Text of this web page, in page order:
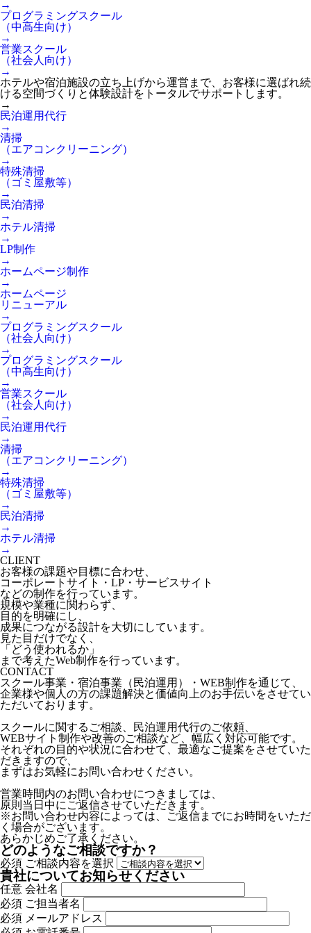
→
プログラミングスクール
（中高生向け）
→
営業スクール
（社会人向け）
→
ホテルや宿泊施設の立ち上げから運営まで、お客様に選ばれ続
ける空間づくりと体験設計をトータルでサポートします。
→
民泊運用代行
→
清掃
（エアコンクリーニング）
→
特殊清掃
（ゴミ屋敷等）
→
民泊清掃
→
ホテル清掃
→
LP制作
→
ホームページ制作
→
ホームページ
リニューアル
→
プログラミングスクール
（社会人向け）
→
プログラミングスクール
（中高生向け）
→
営業スクール
（社会人向け）
→
民泊運用代行
→
清掃
（エアコンクリーニング）
→
特殊清掃
（ゴミ屋敷等）
→
民泊清掃
→
ホテル清掃
→
CLIENT
お客様の課題や目標に合わせ、
コーポレートサイト・LP・サービスサイト
などの制作を行っています。
規模や業種に関わらず、
目的を明確にし、
成果につながる設計を大切にしています。
見た目だけでなく、
「どう使われるか」
まで考えたWeb制作を行っています。
CONTACT
スクール事業・宿泊事業（民泊運用）・WEB制作を通じて、
企業様や個人の方の課題解決と価値向上のお手伝いをさせてい
ただいております。
スクールに関するご相談、民泊運用代行のご依頼、
WEBサイト制作や改善のご相談など、幅広く対応可能です。
それぞれの目的や状況に合わせて、最適なご提案をさせていた
だきますので、
まずはお気軽にお問い合わせください。
営業時間内のお問い合わせにつきましては、
原則当日中にご返信させていただきます。
※お問い合わせ内容によっては、ご返信までにお時間をいただ
く場合がございます。
あらかじめご了承ください。
どのようなご相談ですか？
必須 ご相談内容を選択
貴社についてお知らせください
任意 会社名
必須 ご担当者名
必須 メールアドレス